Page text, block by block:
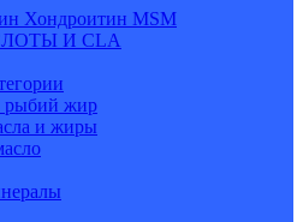
Хондроитин MSM
И CLA
рыбий жир
и жиры